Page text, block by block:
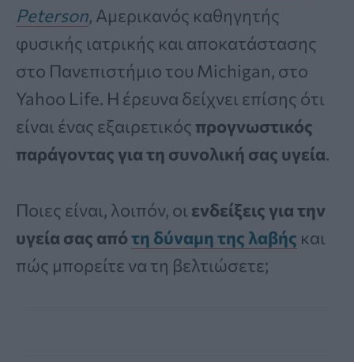
Peterson, Αμερικανός καθηγητής
φυσικής ιατρικής και αποκατάστασης
στο Πανεπιστήμιο του Michigan, στο
Yahoo Life. Η έρευνα δείχνει επίσης ότι
είναι ένας εξαιρετικός προγνωστικός
παράγοντας για τη συνολική σας υγεία.
Ποιες είναι, λοιπόν, οι ενδείξεις για την
υγεία σας απότη δύναμη της λαβής και
πώς μπορείτε να τη βελτιώσετε;